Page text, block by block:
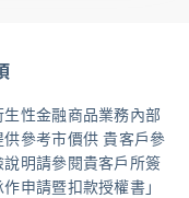
性金融商品業務內部
參考市價供 貴客戶參
明請參閱貴客戶所簽
申請暨扣款授權書」